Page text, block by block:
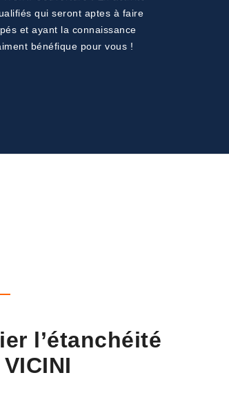
qui seront aptes à faire
et ayant la connaissance
bénéfique pour vous !
l’étanchéité